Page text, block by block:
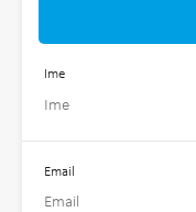
Ime
Email